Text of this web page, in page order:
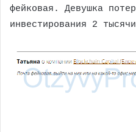
фейковая. Девушка
инвестирования 2